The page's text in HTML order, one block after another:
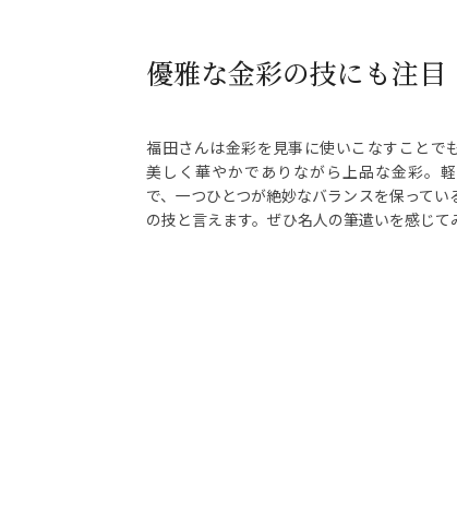
優雅な金彩の技にも注目
福田さんは金彩を見事に使いこなすことで
美しく華やかでありながら上品な金彩。
で、一つひとつが絶妙なバランスを保ってい
の技と言えます。ぜひ名人の筆遣いを感じて